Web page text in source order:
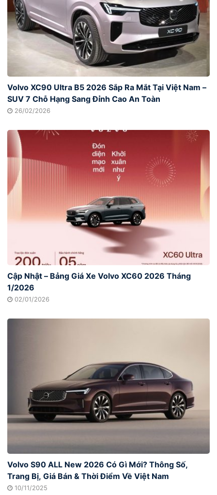
Volvo XC90 Ultra B5 2026 Sắp Ra Mắt Tại Việt Nam –
SUV 7 Chỗ Hạng Sang Đỉnh Cao An Toàn
26/02/2026
Cập Nhật – Bảng Giá Xe Volvo XC60 2026 Tháng
1/2026
02/01/2026
Volvo S90 ALL New 2026 Có Gì Mới? Thông Số,
Trang Bị, Giá Bán & Thời Điểm Về Việt Nam
10/11/2025